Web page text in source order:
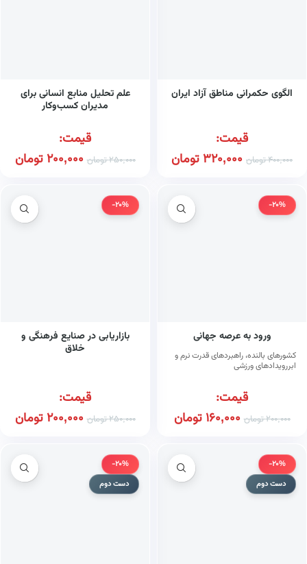
الگوی حکمرانی مناطق آزاد ایران
قیمت:
400,000تومان 320,000تومان
علم تحلیل منابع انسانی برای
مدیران کسب‌وکار
قیمت:
250,000تومان 200,000تومان
-20%
ورود به عرصه جهانی
کشورهای بالنده، راهبردهای قدرت نرم و
ابررویدادهای ورزشی
قیمت:
200,000تومان 160,000تومان
-20%
بازاریابی در صنایع فرهنگی و
خلاق
قیمت:
250,000تومان 200,000تومان
-20%
دست دوم
-20%
دست دوم